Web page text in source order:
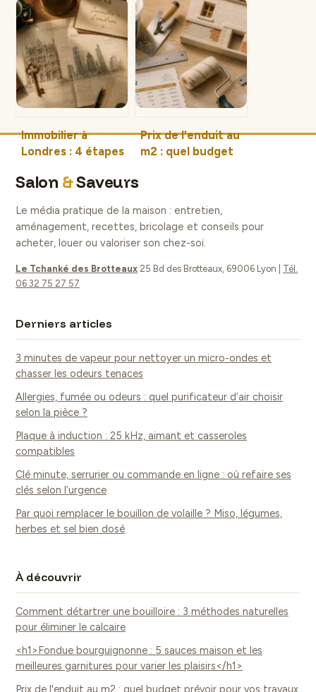
gratuitement :
mythe ou réalité ?
Comprendre
l’estimation, la
valorisation et les
conditions de
succès.
urgente dans le
Var : comment
vendre votre
maison en moins
de 3 mois ?
Immobilier à
Londres : 4 étapes
votre achat et
fiscaux
Prix de l’enduit au
m2 : quel budget
Salon &Saveurs
Le média pratique de la maison : entretien,
aménagement, recettes, bricolage et conseils pour
acheter, louer ou valoriser son chez-soi.
Le Tchanké des Brotteaux 25 Bd des Brotteaux, 69006 Lyon
Tél.
06 32 75 27 57
Derniers articles
3 minutes de vapeur pour nettoyer un micro-ondes et
chasser les odeurs tenaces
Allergies, fumée ou odeurs : quel purificateur d’air choisir
selon la pièce ?
Plaque à induction : 25 kHz, aimant et casseroles
compatibles
Clé minute, serrurier ou commande en ligne : où refaire ses
clés selon l’urgence
Par quoi remplacer le bouillon de volaille ? Miso, légumes,
herbes et sel bien dosé
À découvrir
Comment détartrer une bouilloire : 3 méthodes naturelles
pour éliminer le calcaire
<h1>Fondue bourguignonne : 5 sauces maison et les
meilleures garnitures pour varier les plaisirs</h1>
Prix de l'enduit au m2 : quel budget prévoir pour vos travaux